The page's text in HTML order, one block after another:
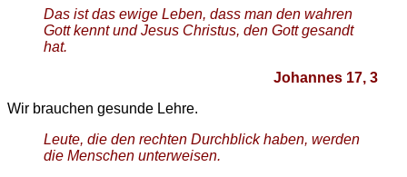
Das ist das ewige Leben, dass man den wahren
Gott kennt und Jesus Christus, den Gott gesandt
hat.
Johannes 17, 3
Wir brauchen gesunde Lehre.
Leute, die den rechten Durchblick haben, werden
die Menschen unterweisen.